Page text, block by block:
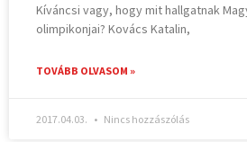
Kíváncsi vagy, hogy mit hallgatnak
olimpikonjai? Kovács Katalin,
TOVÁBB OLVASOM »
2017.04.03. Nincs hozzászólás